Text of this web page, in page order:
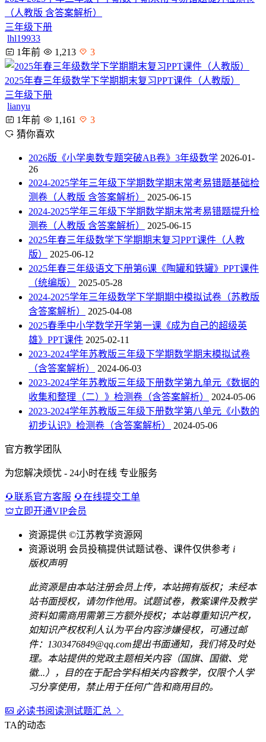
（人教版 含答案解析）
三年级下册
lhl19933
1年前
1,213 3
2025年春三年级数学下学期期末复习PPT课件（人教版）
三年级下册
lianyu
1年前
1,161
3
猜你喜欢
2026版《小学奥数专题突破AB卷》3年级数学 2026-01-
26
2024-2025学年三年级下学期数学期末常考易错题基础检
测卷（人教版 含答案解析）
2025-06-15
2024-2025学年三年级下学期数学期末常考易错题提升检
测卷（人教版 含答案解析）
2025-06-15
2025年春三年级数学下学期期末复习PPT课件（人教
版）
2025-06-12
2025年春三年级语文下册第6课《陶罐和铁罐》PPT课件
（统编版）
2025-05-28
2024-2025学年三年级数学下学期期中模拟试卷（苏教版
含答案解析）
2025-04-08
2025春季中小学数学开学第一课《成为自己的超级英
雄》PPT课件 2025-02-11
2023-2024学年苏教版三年级下学期数学期末模拟试卷
（含答案解析）
2024-06-03
2023-2024学年苏教版三年级下册数学第九单元《数据的
收集和整理（二）》检测卷（含答案解析）
2024-05-06
2023-2024学年苏教版三年级下册数学第八单元《小数的
初步认识》检测卷（含答案解析）
2024-05-06
官方教学团队
为您解决烦忧 - 24小时在线 专业服务
联系官方客服
在线提交工单
立即开通VIP会员
资源提供 ©江苏教学资源网
资源说明 会员投稿提供试题试卷、课件仅供参考 i
版权声明
此资源是由本站注册会员上传，本站拥有版权；未经本
站书面授权，请勿作他用。试题试卷，教案课件及教学
资料如需商用需第三方额外授权；本站尊重知识产权，
如知识产权权利人认为平台内容涉嫌侵权，可通过邮
件：1303476849@qq.com提出书面通知，我们将及时处
理。本站提供的党政主题相关内容（国旗、国徽、党
徽...），目的在于配合学科相关内容教学，仅限个人学
习分享使用，禁止用于任何广告和商用目的。
必读书阅读测试题汇总
TA的动态